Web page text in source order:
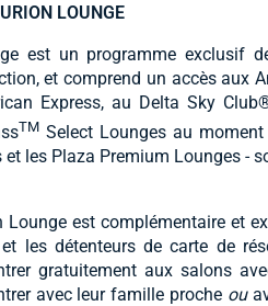
LOUNGE
est un programme exclusif
et comprend un accès aux
Express, au Delta Sky
TM Select Lounges au
et les Plaza Premium Lounges
Lounge est complémentaire et
les détenteurs de carte de
gratuitement aux salons
avec leur famille proche ou